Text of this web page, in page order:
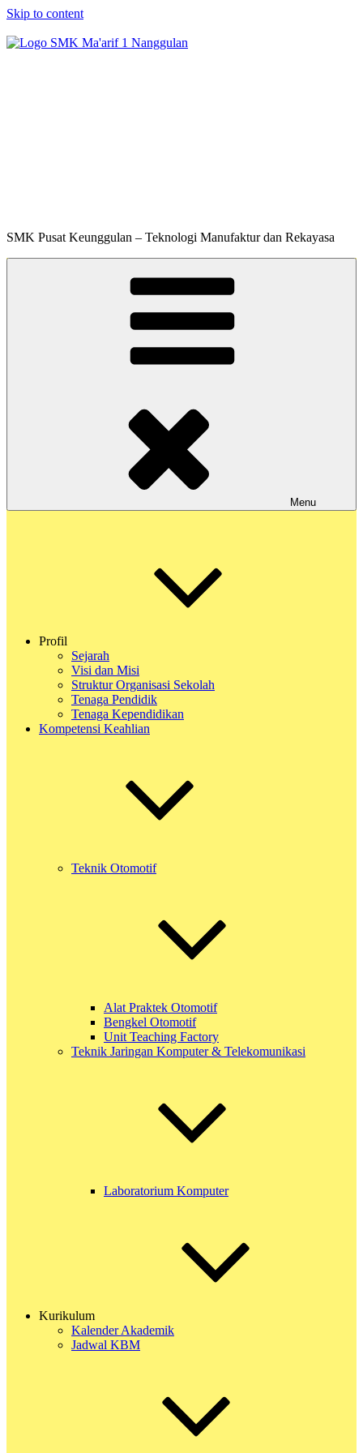
Skip to content
SMK Pusat Keunggulan – Teknologi Manufaktur dan Rekayasa
Menu
Profil
Sejarah
Visi dan Misi
Struktur Organisasi Sekolah
Tenaga Pendidik
Tenaga Kependidikan
Kompetensi Keahlian
Teknik Otomotif
Alat Praktek Otomotif
Bengkel Otomotif
Unit Teaching Factory
Teknik Jaringan Komputer & Telekomunikasi
Laboratorium Komputer
Kurikulum
Kalender Akademik
Jadwal KBM